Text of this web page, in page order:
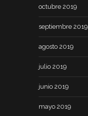
octubre 2019
septiembre 2019
agosto 2019
julio 2019
junio 2019
mayo 2019